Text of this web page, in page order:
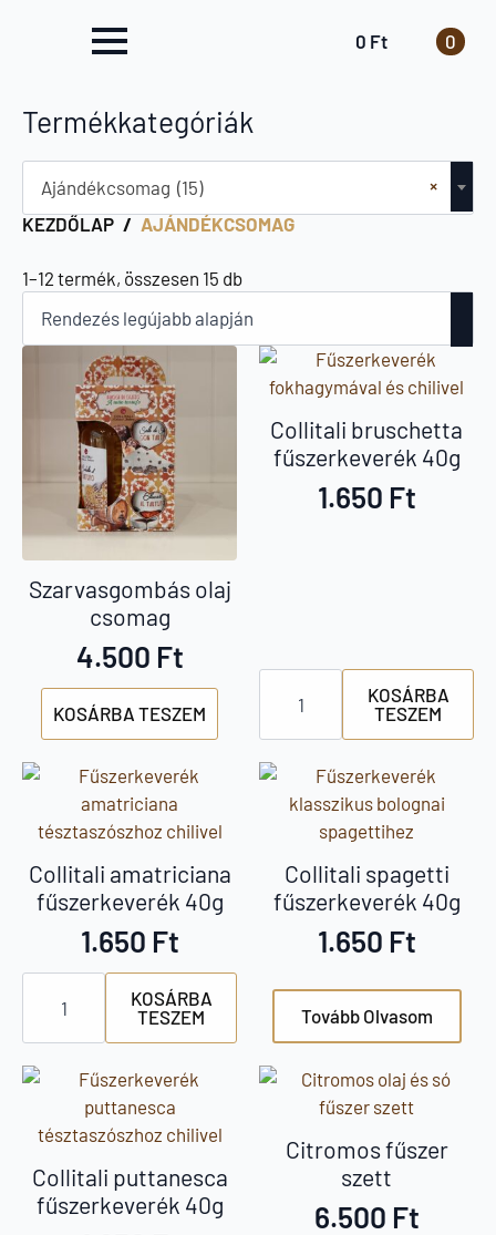
0 Ft 0
Termékkategóriák
×
Ajándékcsomag (15)
KEZDŐLAP
AJÁNDÉKCSOMAG
1–12 termék, összesen 15 dbSorted
latest
Szarvasgombás olaj
csomag
4.500 Ft
KOSÁRBA TESZEM
Collitali bruschetta
fűszerkeverék 40g
1.650 Ft
Collitali
bruschetta
fűszerkeverék
40g
KOSÁRBA
TESZEM
Collitali amatriciana
fűszerkeverék 40g
1.650 Ft
Collitali
amatriciana
fűszerkeverék
40g
KOSÁRBA
TESZEM
Collitali spagetti
fűszerkeverék 40g
1.650 Ft
Tovább Olvasom
Collitali puttanesca
fűszerkeverék 40g
Citromos fűszer
szett
6.500 Ft